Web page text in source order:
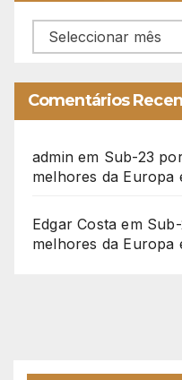
Arquivo
Comentários
admin em Sub-23
melhores da Europa
Edgar Costa em
melhores da Europa